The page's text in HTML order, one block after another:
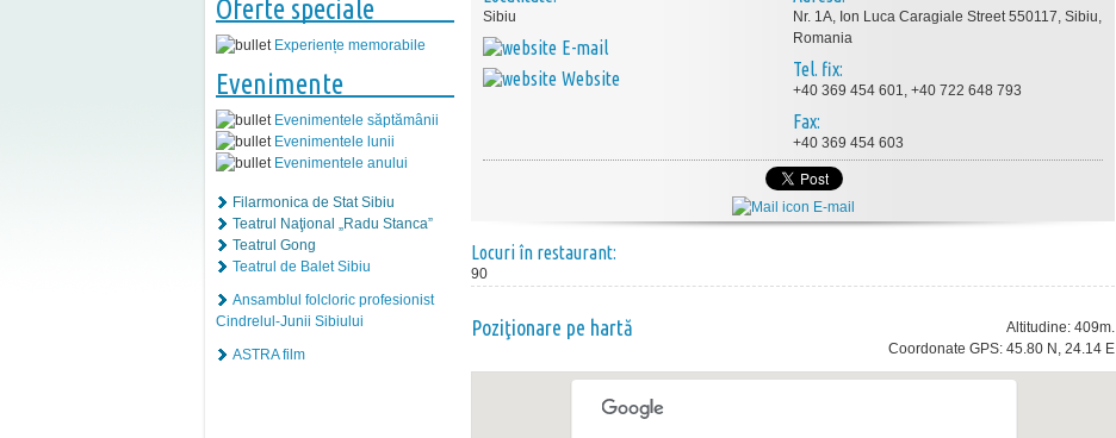
Oferte speciale
Experiențe memorabile
Evenimente
Evenimentele săptămânii
Evenimentele lunii
Evenimentele anului
Filarmonica de Stat Sibiu
Teatrul Naţional „Radu Stanca”
Teatrul Gong
Teatrul de Balet Sibiu
Ansamblul folcloric profesionist
Cindrelul-Junii Sibiului
ASTRA film
Sibiu
E-mail
Website
Nr. 1A, Ion Luca Caragiale Street 550117, Sibiu,
Romania
Tel. fix:
+40 369 454 601, +40 722 648 793
Fax:
+40 369 454 603
E-mail
Locuri în restaurant:
90
Altitudine: 409m.
Coordonate GPS: 45.80 N, 24.14 E
Poziţionare pe hartă